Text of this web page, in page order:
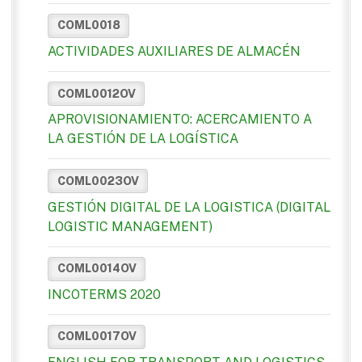
COML0018
ACTIVIDADES AUXILIARES DE ALMACÉN
COML0012OV
APROVISIONAMIENTO: ACERCAMIENTO A
LA GESTIÓN DE LA LOGÍSTICA
COML0023OV
GESTIÓN DIGITAL DE LA LOGISTICA (DIGITAL
LOGISTIC MANAGEMENT)
COML0014OV
INCOTERMS 2020
COML0017OV